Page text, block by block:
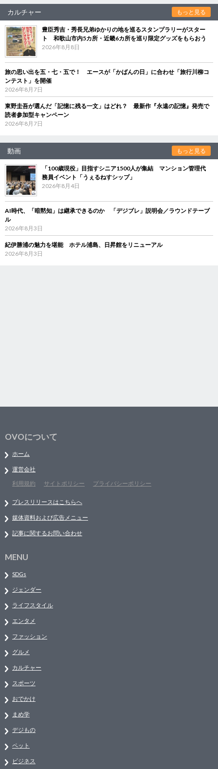
カルチャー もっと見る
豊臣秀吉・秀長兄弟ゆかりの地を巡るスタンプラリーがスター
ト 和歌山市内5カ所・近畿6カ所を巡り限定グッズをもらおう
2026年8月8日
旅の思い出を五・七・五で！ エースが「かばんの日」に合わせ「旅行川柳コ
ンテスト」を開催
2026年8月7日
東野圭吾が選んだ「記憶に残る一文」はどれ？ 最新作『永遠の記憶』発売で
読者参加型キャンペーン
2026年8月7日
動画 もっと見る
「100歳現役」目指すシニア1500人が集結 マンション管理代
務員イベント「うぇるねすシップ」
2026年8月4日
AI時代、「暗黙知」は継承できるのか 「デジブレ」説明会／ラウンドテーブ
ル
2026年8月3日
紀伊勝浦の魅力を堪能 ホテル浦島、日昇館をリニューアル
2026年8月3日
OVOについて
ホーム
運営会社
利用規約
サイトポリシー プライバシーポリシー
プレスリリースはこちらへ
媒体資料および広告メニュー
記事に関するお問い合わせ
MENU
SDGs
ジェンダー
ライフスタイル
エンタメ
ファッション
グルメ
カルチャー
スポーツ
おでかけ
まめ学
デジもの
ペット
ビジネス